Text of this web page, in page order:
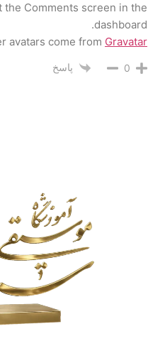
the Comments screen in the
dashboard.
avatars come from Gravatar
0 پاسخ